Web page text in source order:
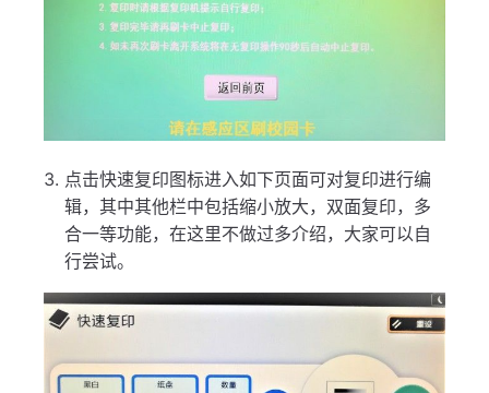
点击快速复印图标进入如下页面可对复印进行编
辑，其中其他栏中包括缩小放大，双面复印，多
合一等功能，在这里不做过多介绍，大家可以自
行尝试。